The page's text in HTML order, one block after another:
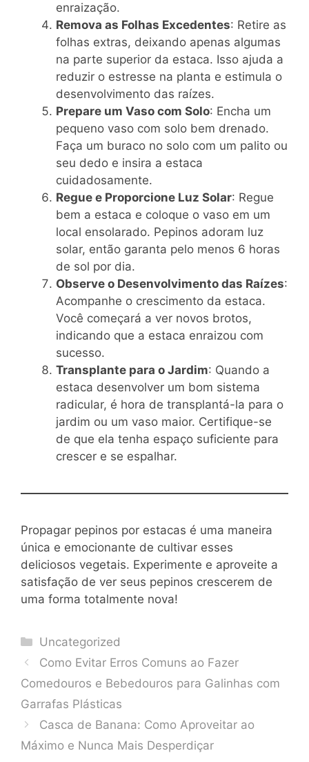
enraização.
Remova as Folhas Excedentes: Retire as
folhas extras, deixando apenas algumas
na parte superior da estaca. Isso ajuda a
reduzir o estresse na planta e estimula o
desenvolvimento das raízes.
Prepare um Vaso com Solo: Encha um
pequeno vaso com solo bem drenado.
Faça um buraco no solo com um palito ou
seu dedo e insira a estaca
cuidadosamente.
Regue e Proporcione Luz Solar: Regue
bem a estaca e coloque o vaso em um
local ensolarado. Pepinos adoram luz
solar, então garanta pelo menos 6 horas
de sol por dia.
Observe o Desenvolvimento das Raízes:
Acompanhe o crescimento da estaca.
Você começará a ver novos brotos,
indicando que a estaca enraizou com
sucesso.
Transplante para o Jardim: Quando a
estaca desenvolver um bom sistema
radicular, é hora de transplantá-la para o
jardim ou um vaso maior. Certifique-se
de que ela tenha espaço suficiente para
crescer e se espalhar.
Propagar pepinos por estacas é uma maneira
única e emocionante de cultivar esses
deliciosos vegetais. Experimente e aproveite a
satisfação de ver seus pepinos crescerem de
uma forma totalmente nova!
Categories
Uncategorized
Como Evitar Erros Comuns ao Fazer
Comedouros e Bebedouros para Galinhas com
Garrafas Plásticas
Casca de Banana: Como Aproveitar ao
Máximo e Nunca Mais Desperdiçar